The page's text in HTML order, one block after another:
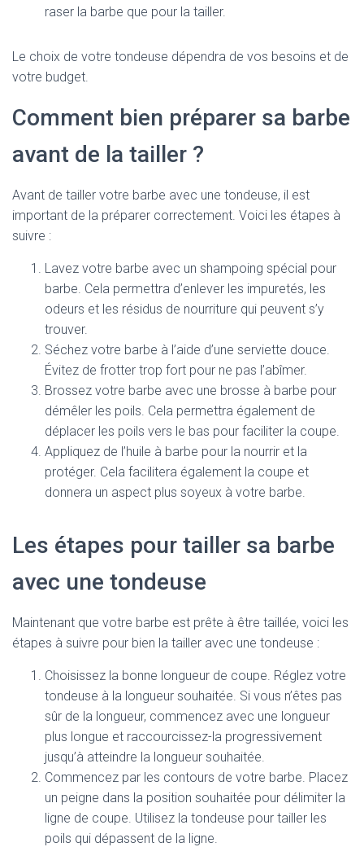
raser la barbe que pour la tailler.
Le choix de votre tondeuse dépendra de vos besoins et de
votre budget.
Comment bien préparer sa barbe
avant de la tailler ?
Avant de tailler votre barbe avec une tondeuse, il est
important de la préparer correctement. Voici les étapes à
suivre :
Lavez votre barbe avec un shampoing spécial pour
barbe. Cela permettra d’enlever les impuretés, les
odeurs et les résidus de nourriture qui peuvent s’y
trouver.
Séchez votre barbe à l’aide d’une serviette douce.
Évitez de frotter trop fort pour ne pas l’abîmer.
Brossez votre barbe avec une brosse à barbe pour
démêler les poils. Cela permettra également de
déplacer les poils vers le bas pour faciliter la coupe.
Appliquez de l’huile à barbe pour la nourrir et la
protéger. Cela facilitera également la coupe et
donnera un aspect plus soyeux à votre barbe.
Les étapes pour tailler sa barbe
avec une tondeuse
Maintenant que votre barbe est prête à être taillée, voici les
étapes à suivre pour bien la tailler avec une tondeuse :
Choisissez la bonne longueur de coupe. Réglez votre
tondeuse à la longueur souhaitée. Si vous n’êtes pas
sûr de la longueur, commencez avec une longueur
plus longue et raccourcissez-la progressivement
jusqu’à atteindre la longueur souhaitée.
Commencez par les contours de votre barbe. Placez
un peigne dans la position souhaitée pour délimiter la
ligne de coupe. Utilisez la tondeuse pour tailler les
poils qui dépassent de la ligne.